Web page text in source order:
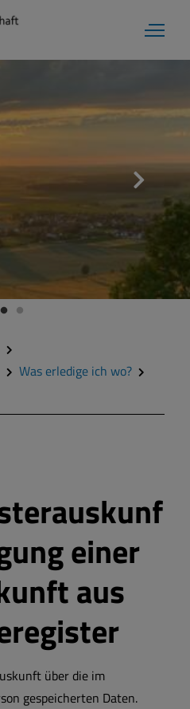
Was erledige ich wo?
einer
aus
über die im
gespeicherten Daten.